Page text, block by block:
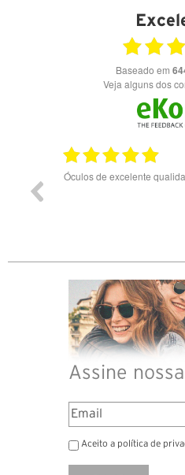
Baseado em
Veja alguns dos
Óculos de excelente
Assine
Aceito a política de